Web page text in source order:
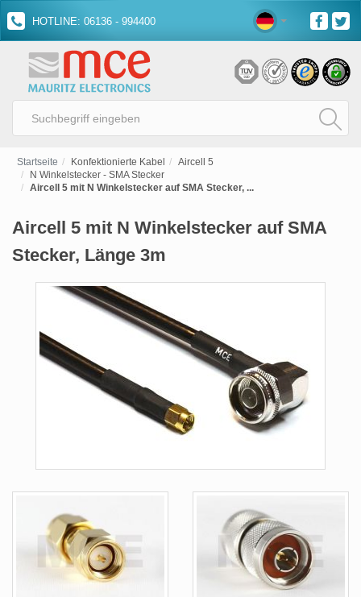
HOTLINE: 06136 - 994400
Startseite Konfektionierte Kabel
Aircell 5
N Winkelstecker - SMA Stecker
Aircell 5 mit N Winkelstecker auf SMA Stecker, ...
Aircell 5 mit N Winkelstecker auf SMA
Stecker, Länge 3m